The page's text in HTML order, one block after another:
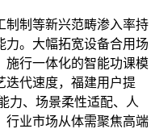
制等新兴范畴渗入率持
力。大幅拓宽设备合用场
施行一体化的智能功课模
迭代速度，福建用户提
力、场景柔性适配、人
行业市场从体需聚焦高端